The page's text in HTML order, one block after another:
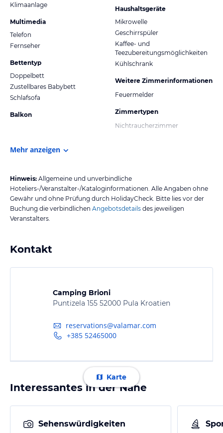
Klimaanlage
Multimedia
Telefon
Fernseher
Bettentyp
Doppelbett
Zustellbares Babybett
Schlafsofa
Balkon
Haushaltsgeräte
Mikrowelle
Geschirrspüler
Kaffee- und
Teezubereitungsmöglichkeiten
Kühlschrank
Weitere Zimmerinformationen
Feuermelder
Zimmertypen
Nichtraucherzimmer
Mehr anzeigen
Hinweis: Allgemeine und unverbindliche
Hoteliers-/Veranstalter-/Kataloginformationen. Alle Angaben ohne
Gewähr und ohne Prüfung durch HolidayCheck. Bitte lies vor der
Buchung die verbindlichen Angebotsdetails des jeweiligen
Veranstalters.
Kontakt
Camping Brioni
Puntizela 155 52000 Pula Kroatien
reservations@valamar.com
+385 52465000
Karte
Interessantes in der Nähe
Sehenswürdigkeiten